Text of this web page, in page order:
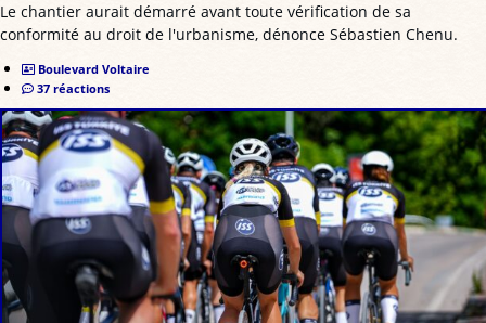
Le chantier aurait démarré avant toute vérification de sa
conformité au droit de l'urbanisme, dénonce Sébastien Chenu.
Boulevard Voltaire
37 réactions